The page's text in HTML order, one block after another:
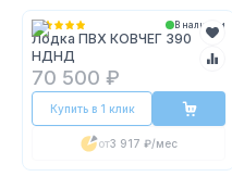
В наличии
Лодка ПВХ КОВЧЕГ 390
НДНД
70 500 ₽
Купить в 1 клик
от3 917 ₽/мес